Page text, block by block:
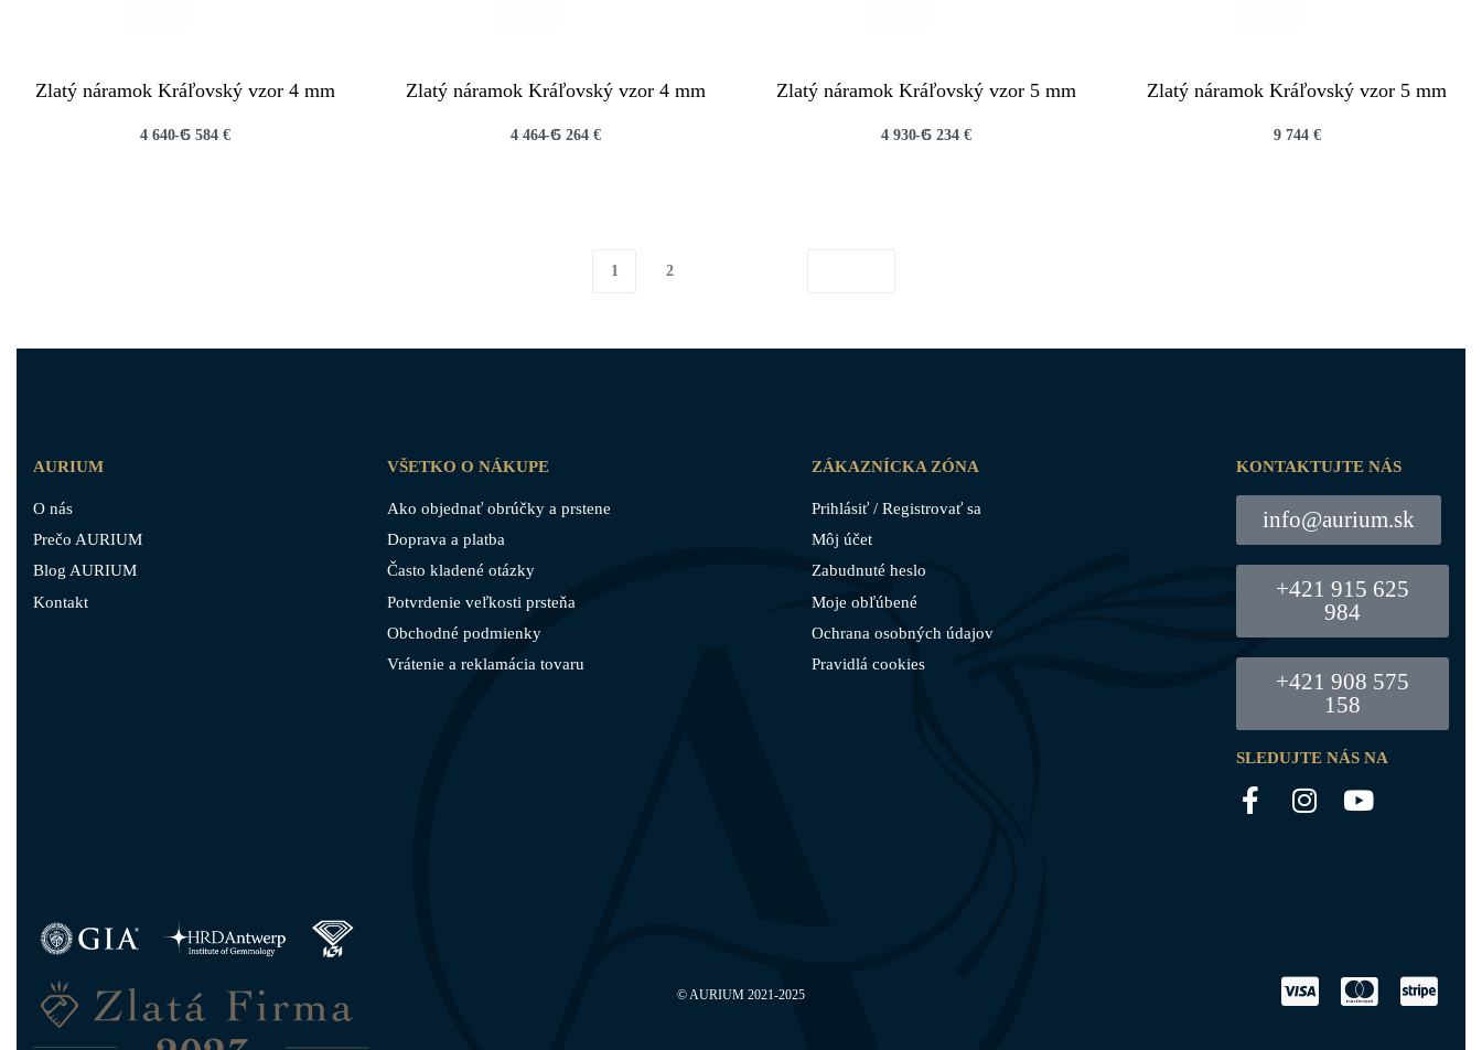
Zlatý náramok Kráľovský vzor 4 mm
4 640€5 584 €
Zlatý náramok Kráľovský vzor 4 mm
4 464€5 264 €
Zlatý náramok Kráľovský vzor 5 mm
4 930€5 234 €
Zlatý náramok Kráľovský vzor 5 mm
9 744 €
1 2
AURIUM
O nás
Prečo AURIUM
Blog AURIUM
Kontakt
VŠETKO O NÁKUPE
Ako objednať obrúčky a prstene
Doprava a platba
Často kladené otázky
Potvrdenie veľkosti prsteňa
Obchodné podmienky
Vrátenie a reklamácia tovaru
ZÁKAZNÍCKA ZÓNA
Prihlásiť / Registrovať sa
Môj účet
Zabudnuté heslo
Moje obľúbené
Ochrana osobných údajov
Pravidlá cookies
KONTAKTUJTE NÁS
info@aurium.sk
+421 915 625
984
+421 908 575
158
SLEDUJTE NÁS NA
© AURIUM2021-2025